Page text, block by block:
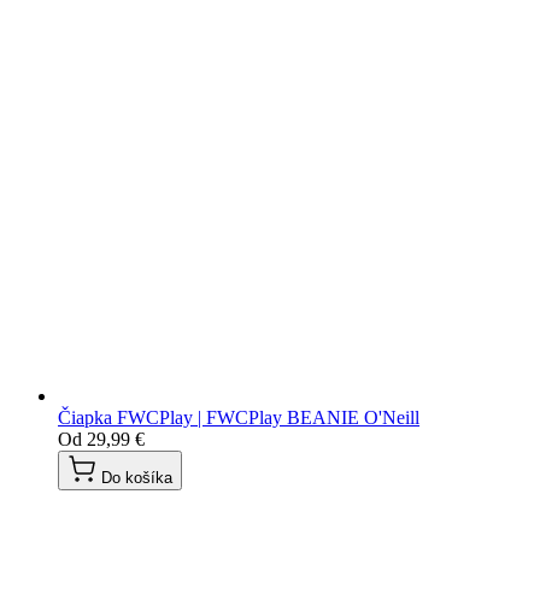
Čiapka FWCPlay | FWCPlay BEANIE O'Neill
Od 29,99 €
Do košíka